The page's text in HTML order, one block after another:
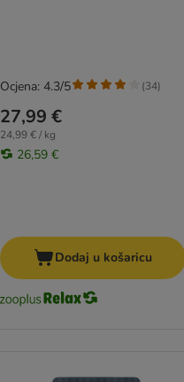
27,99 €
24,99 € / kg
26,59 €
Ocjena: 4.3/5 (34)
Dodaj u košaricu